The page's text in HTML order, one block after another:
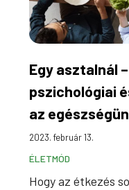
Egy asztalnál
pszichológiai
az
2023. február 13.
ÉLETMÓD
Hogy az étkezés